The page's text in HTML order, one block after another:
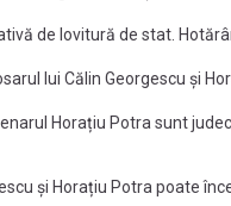
de stat
de lovitură de stat.
lui Călin Georgescu și
Horațiu Potra sunt
preliminară la instanța
și Horațiu Potra poate